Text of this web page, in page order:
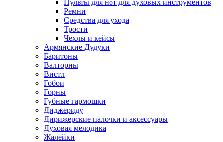
Пульты для нот для духовых инструментов
Ремни
Средства для ухода
Трости
Чехлы и кейсы
Армянские Дудуки
Баритоны
Валторны
Вистл
Гобои
Горны
Губные гармошки
Диджериду
Дирижерские палочки и аксессуары
Духовая мелодика
Жалейки